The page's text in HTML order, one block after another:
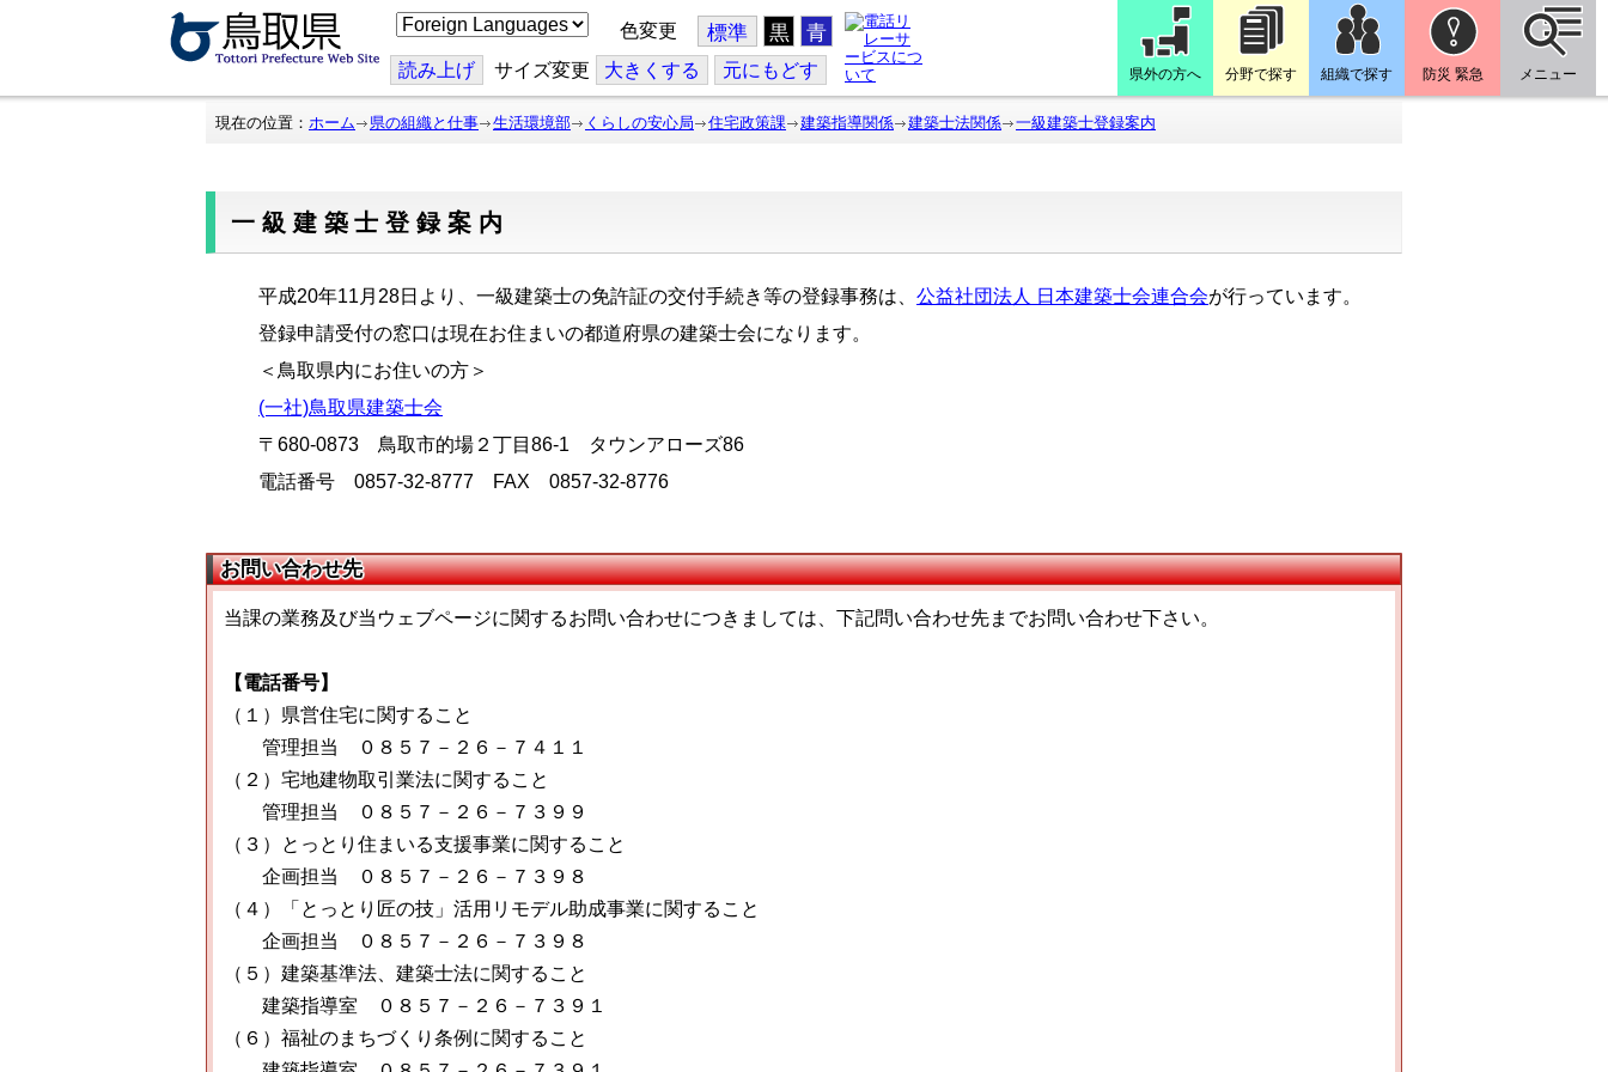
こ
の
ジ
を
翻
色変更 標準 黒 青
読み上げ サイズ変更 大きくする 元にもどす 県外の方へ 分野で探す 組織で探す 防災 緊急 メニュー
現在の位置： ホーム 県の組織と仕事 生活環境部 くらしの安心局 住宅政策課 建築指導関係 建築士法関係 一級建築士登録案内
一級建築士登録案内
平成20年11月28日より、一級建築士の免許証の交付手続き等の登録事務は、 公益社団法人 日本建築士会連合会が行っています。
登録申請受付の窓口は現在お住まいの都道府県の建築士会になります。
＜鳥取県内にお住いの方＞
(一社)鳥取県建築士会
〒680-0873 鳥取市的場２丁目86-1 タウンアローズ86
電話番号 0857-32-8777 FAX 0857-32-8776
お問い合わせ先
当課の業務及び当ウェブページに関するお問い合わせにつきましては、下記問い合わせ先までお問い合わせ下さい。
【電話番号】
（１）県営住宅に関すること
管理担当 ０８５７－２６－７４１１
（２）宅地建物取引業法に関すること
管理担当 ０８５７－２６－７３９９
（３）とっとり住まいる支援事業に関すること
企画担当 ０８５７－２６－７３９８
（４）「とっとり匠の技」活用リモデル助成事業に関すること
企画担当 ０８５７－２６－７３９８
（５）建築基準法、建築士法に関すること
建築指導室 ０８５７－２６－７３９１
（６）福祉のまちづくり条例に関すること